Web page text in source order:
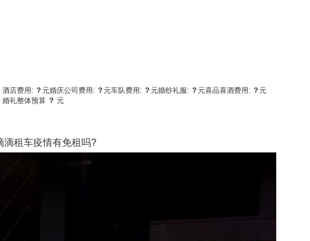
酒店费用: ？元婚庆公司费用: ？元车队费用: ？元婚纱礼服: ？元喜品喜酒费用: ？元
婚礼整体预算 ？ 元
租车疫情有免租吗?